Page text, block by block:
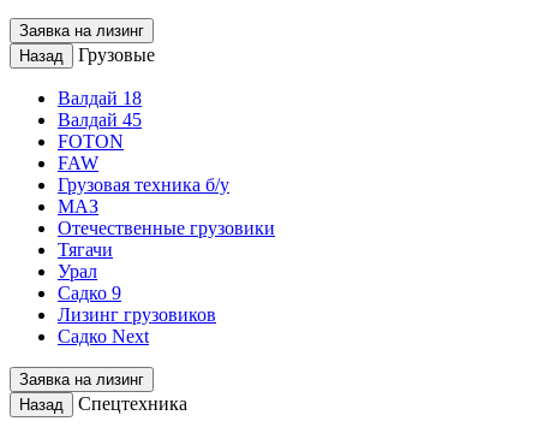
Заявка на лизинг
Назад
Грузовые
Валдай 18
Валдай 45
FOTON
FAW
Грузовая техника б/у
МАЗ
Отечественные грузовики
Тягачи
Урал
Садко 9
Лизинг грузовиков
Садко Next
Заявка на лизинг
Назад
Спецтехника